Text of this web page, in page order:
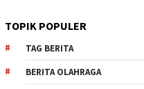
TOPIK POPULER
TAG BERITA
BERITA OLAHRAGA